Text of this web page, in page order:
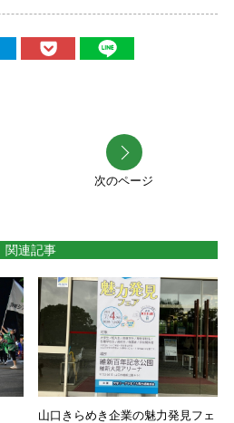
次のページ
関連記事
山口きらめき企業の魅力発見フェ